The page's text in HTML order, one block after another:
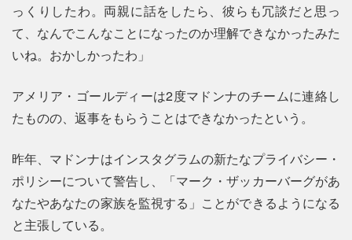
っくりしたわ。両親に話をしたら、彼らも冗談だと思っ
て、なんでこんなことになったのか理解できなかったみた
いね。おかしかったわ」
アメリア・ゴールディーは2度マドンナのチームに連絡し
たものの、返事をもらうことはできなかったという。
昨年、マドンナはインスタグラムの新たなプライバシー・
ポリシーについて警告し、「マーク・ザッカーバーグがあ
なたやあなたの家族を監視する」ことができるようになる
と主張している。